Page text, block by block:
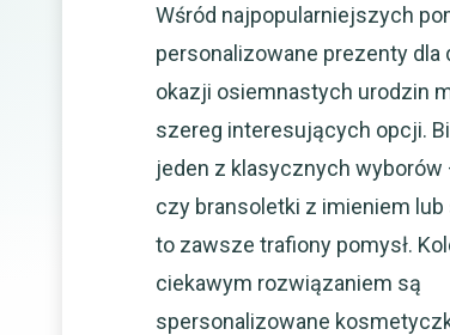
Wśród najpopularniejszych
personalizowane prezenty dla
okazji osiemnastych urodzin
szereg interesujących opcji.
jeden z klasycznych wyborów
czy bransoletki z imieniem
to zawsze trafiony pomysł.
ciekawym rozwiązaniem są
spersonalizowane